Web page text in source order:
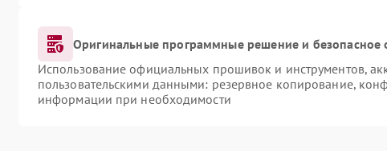
Оригинальные программные решение и безопасное
Использование официальных прошивок и инструментов,
пользовательскими данными: резервное копирование,
информации при необходимости